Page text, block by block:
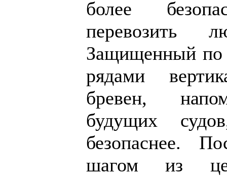
более
перевозить
Защищенный по
рядами
бревен,
будущих
безопаснее.
шагом из